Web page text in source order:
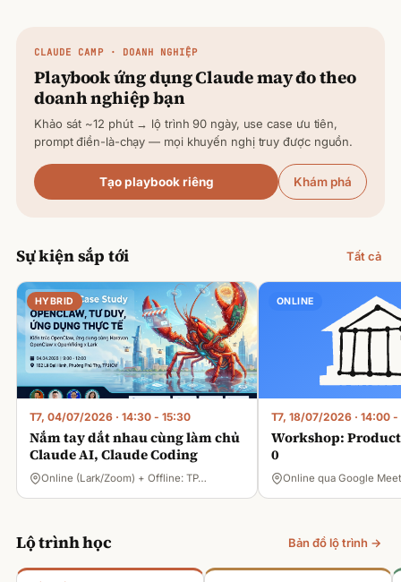
CLAUDE CAMP · DOANH NGHIỆP
Playbook ứng dụngClaudemay đo theo
doanh nghiệp bạn
Khảo sát ~12 phút → lộ trình 90 ngày, use case ưu tiên,
prompt điền-là-chạy — mọi khuyến nghị truy được nguồn.
Tạo playbook riêng Khám phá
Sự kiện sắp tới Tất cả
HYBRID
T7, 04/07/2026 · 14:30 - 15:30
Nắm tay dắt nhau cùng làm chủ
Claude AI, Claude Coding
Online (Lark/Zoom) + Offline: TP…
ONLINE
T7, 18/07/2026 · 14:00 -
Workshop:
0
Online qua Google Meet
Lộ trình học Bản đồ lộ trình →